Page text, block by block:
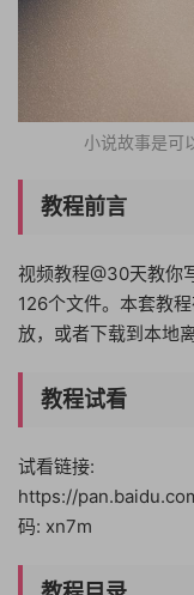
小说故事是可
教程前言
视频教程@30天教你
126个文件。本套教
放，或者下载到本地
教程试看
试看链接:
https://
码: xn7m